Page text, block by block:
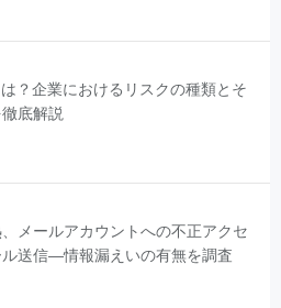
？企業におけるリスクの種類とそ
底解説
メールアカウントへの不正アクセ
ル送信―情報漏えいの有無を調査